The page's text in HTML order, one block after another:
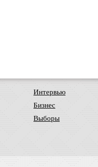
Интервью
Бизнес
Выборы